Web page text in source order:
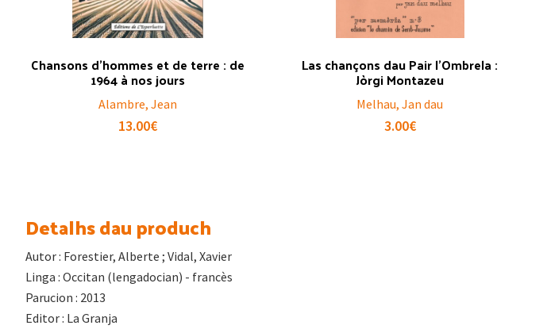
Chansons d’hommes et de terre : de
1964 à nos jours
Alambre, Jean
13.00€
Las chançons dau Pair l’Ombrela :
Jòrgi Montazeu
Melhau, Jan dau
3.00€
Detalhs dau produch
Autor : Forestier, Alberte ; Vidal, Xavier
Linga : Occitan (lengadocian) - francès
Parucion : 2013
Editor : La Granja